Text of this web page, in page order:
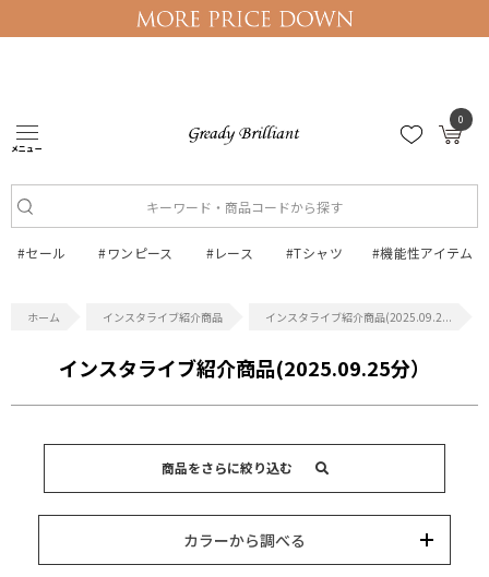
メニュー
0
#セール #ワンピース #レース #Tシャツ #機能性アイテム
インスタライブ紹介商品 インスタライブ紹介商品(2025.09.2...
インスタライブ紹介商品(2025.09.25分）
商品をさらに絞り込む
ブランド
カラーから調べる